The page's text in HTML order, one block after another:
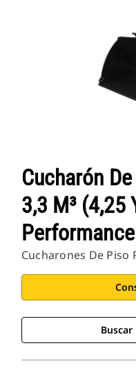
Cucharón
3,3 M³ (4,25
Performance
Cucharones De Piso